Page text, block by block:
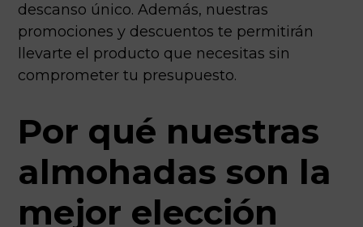
descanso único. Además, nuestras
promociones y descuentos te permitirán
llevarte el producto que necesitas sin
comprometer tu presupuesto.
Por qué nuestras
almohadas son la
mejor elección